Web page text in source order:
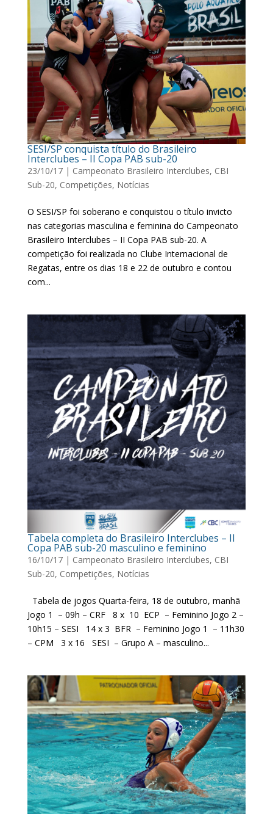
SESI/SP conquista título do Brasileiro
Interclubes – II Copa PAB sub-20
23/10/17| Campeonato Brasileiro Interclubes, CBI
Sub-20, Competições, Notícias
O SESI/SP foi soberano e conquistou o título invicto
nas categorias masculina e feminina do Campeonato
Brasileiro Interclubes – II Copa PAB sub-20. A
competição foi realizada no Clube Internacional de
Regatas, entre os dias 18 e 22 de outubro e contou
com...
Tabela completa do Brasileiro Interclubes – II
Copa PAB sub-20 masculino e feminino
16/10/17| Campeonato Brasileiro Interclubes, CBI
Sub-20, Competições, Notícias
Tabela de jogos Quarta-feira, 18 de outubro, manhã
Jogo 1 – 09h – CRF 8 x 10 ECP – Feminino Jogo 2 –
10h15 – SESI 14 x 3 BFR – Feminino Jogo 1 – 11h30
– CPM 3 x 16 SESI – Grupo A – masculino...